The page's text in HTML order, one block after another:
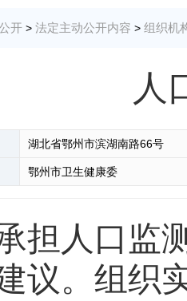
开 > 法定主动公开内容 > 组织机
人
湖北省鄂州市滨湖南路66号
鄂州市卫生健康委
担人口监
议。 组织